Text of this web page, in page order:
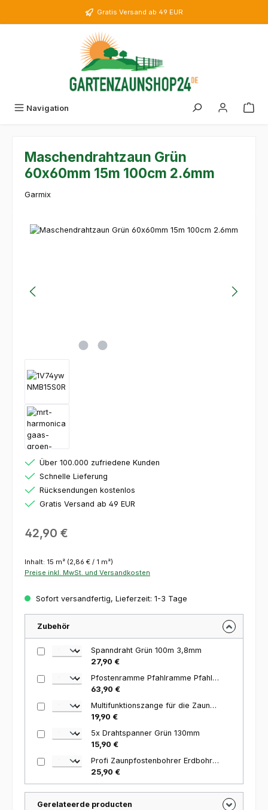
Zum Hauptinhalt springenGratis Versand ab 49 EUR
Navigation
Maschendrahtzaun Grün
60x60mm 15m 100cm 2.6mm
Garmix
Bildergalerie überspringen
Über 100.000 zufriedene Kunden
Schnelle Lieferung
Rücksendungen kostenlos
Gratis Versand ab 49 EUR
Regulärer Preis:
42,90 €
Inhalt: 15 m² (2,86 € / 1 m²)
Preise inkl. MwSt. und Versandkosten
Sofort versandfertig, Lieferzeit: 1-3 Tage
Zubehör
Spanndraht Grün 100m 3,8mm
27,90 €
Pfostenramme Pfahlramme Pfahlhammer 66,5cm 120mm
63,90 €
Multifunktionszange für die Zaunmontage
19,90 €
5x Drahtspanner Grün 130mm
15,90 €
Profi Zaunpfostenbohrer Erdbohrer Bohrer 8 cm
25,90 €
Gerelateerde producten